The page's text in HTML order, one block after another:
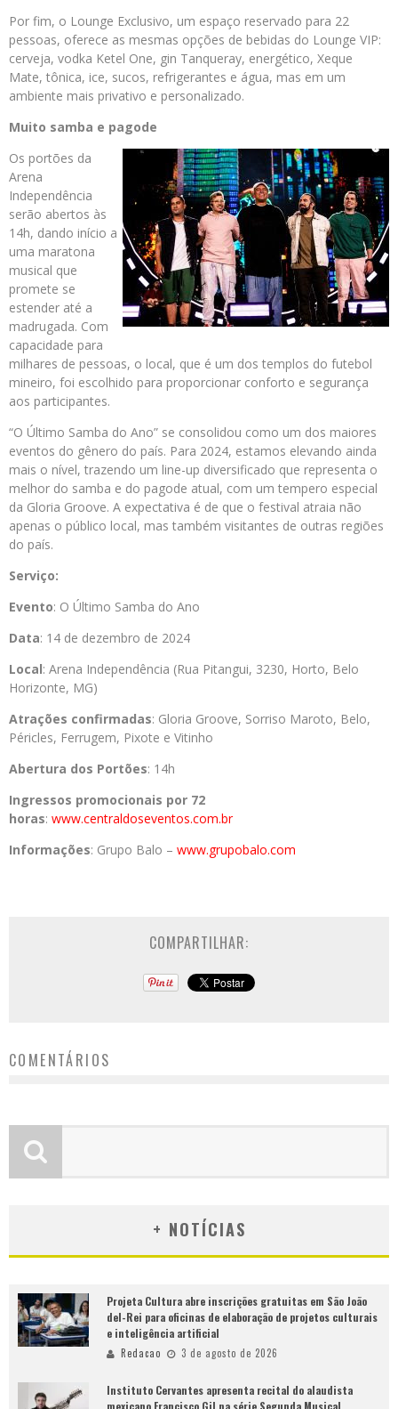
Por fim, o Lounge Exclusivo, um espaço reservado para 22
pessoas, oferece as mesmas opções de bebidas do Lounge VIP:
cerveja, vodka Ketel One, gin Tanqueray, energético, Xeque
Mate, tônica, ice, sucos, refrigerantes e água, mas em um
ambiente mais privativo e personalizado.
Muito samba e pagode
Os portões da
Arena
Independência
serão abertos às
14h, dando início a
uma maratona
musical que
promete se
estender até a
madrugada. Com
capacidade para
milhares de pessoas, o local, que é um dos templos do futebol
mineiro, foi escolhido para proporcionar conforto e segurança
aos participantes.
“O Último Samba do Ano” se consolidou como um dos maiores
eventos do gênero do país. Para 2024, estamos elevando ainda
mais o nível, trazendo um line-up diversificado que representa o
melhor do samba e do pagode atual, com um tempero especial
da Gloria Groove. A expectativa é de que o festival atraia não
apenas o público local, mas também visitantes de outras regiões
do país.
Serviço:
Evento: O Último Samba do Ano
Data: 14 de dezembro de 2024
Local: Arena Independência (Rua Pitangui, 3230, Horto, Belo
Horizonte, MG)
Atrações confirmadas: Gloria Groove, Sorriso Maroto, Belo,
Péricles, Ferrugem, Pixote e Vitinho
Abertura dos Portões: 14h
Ingressos promocionais por 72
horas: www.centraldoseventos.com.br
Informações: Grupo Balo – www.grupobalo.com
COMPARTILHAR:
COMENTÁRIOS
+ NOTÍCIAS
Projeta Cultura abre inscrições gratuitas em São João
del-Rei para oficinas de elaboração de projetos culturais
e inteligência artificial
Redacao 3 de agosto de 2026
Instituto Cervantes apresenta recital do alaudista